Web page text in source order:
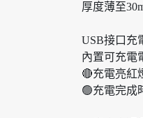
厚度薄至
USB接口充
內置可充電
🔴充電亮紅
🟢充電完成